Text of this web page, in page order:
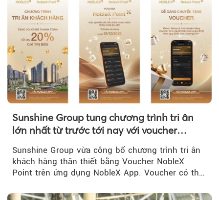
Sunshine Group tung chương trình tri ân
lớn nhất từ trước tới nay với voucher
NobleX Point cho khách hàng thân thiết
Sunshine Group vừa công bố chương trình tri ân
khách hàng thân thiết bằng Voucher NobleX
Point trên ứng dụng NobleX App. Voucher có thể